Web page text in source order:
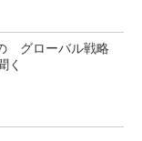
グローバル戦略
く